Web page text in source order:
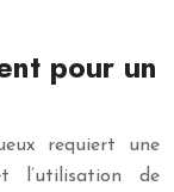
pour un
requiert une
l’utilisation de